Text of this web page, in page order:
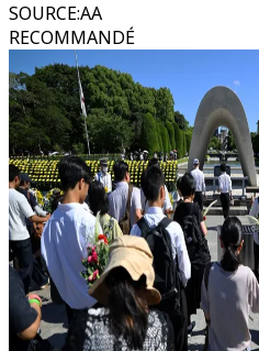
SOURCE:AA
RECOMMANDÉ